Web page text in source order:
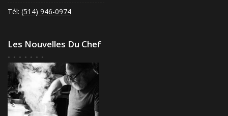
Tél: (514) 946-0974
Les Nouvelles Du Chef